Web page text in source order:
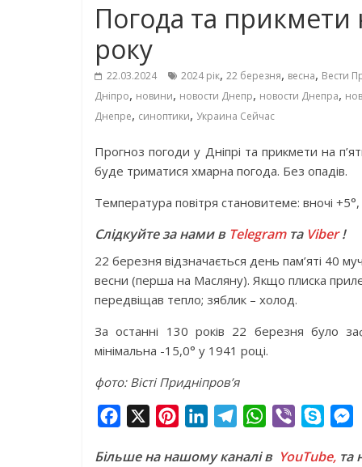
Погода та прикмети
року
22.03.2024 2024 рік, 22 березня, весна, Вести
Дніпро, новини, новости Днепр, новости Днепра,
Днепре, синоптики, Украина Сейчас
Прогноз погоди у Дніпрі та прикмети на
буде триматися хмарна погода. Без опадів.
Температура повітря становитеме: вночі
Слідкуйте за нами в Telegramта Viber!
22 березня відзначається день пам’яті 40
весни (перша на Масляну). Якщо плиска
передвіщав тепло; зяблик – холод.
За останні 130 років 22 березня було
мінімальна -15,0° у 1941 році.
фото: Вісті Придніпров’я
c
n
n
l
W
a
b
y
s
Більше на нашому каналі в YouTube, та